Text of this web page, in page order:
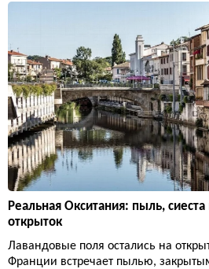
Реальная Окситания: пыль,
открыток
Лавандовые поля остались на
Франции встречает пылью,